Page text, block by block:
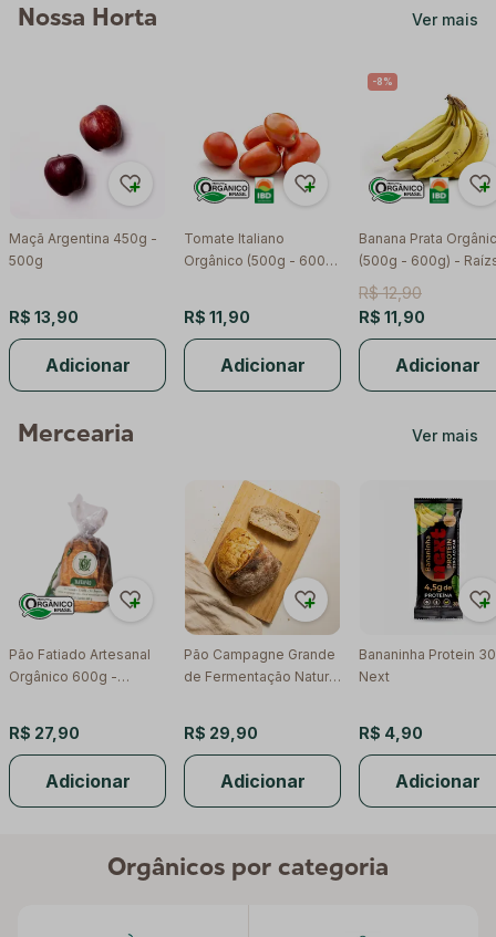
Nossa Horta Ver mais
Maçã Argentina 450g -
500g
R$ 13,90
Adicionar
Tomate Italiano
Orgânico (500g - 600g)
R$ 11,90
Adicionar
-8%
Banana Prata
(500g - 600g) -
R$ 12,90
R$ 11,90
Adicionar
Mercearia Ver mais
Pão Fatiado Artesanal
Orgânico 600g -
R$ 27,90
Adicionar
Pão Campagne Grande
de Fermentação Natural
R$ 29,90
Adicionar
Bananinha Protein
Next
R$ 4,90
Adicionar
Orgânicos por categoria